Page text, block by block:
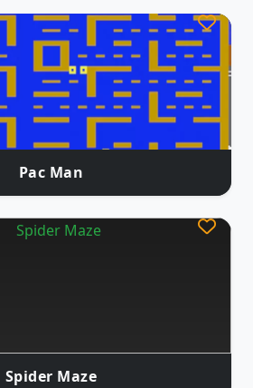
Pac Man
Spider Maze